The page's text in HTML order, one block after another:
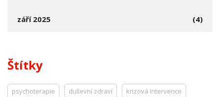
září 2025 (4)
Štítky
psychoterapie duševní zdraví krizová intervence